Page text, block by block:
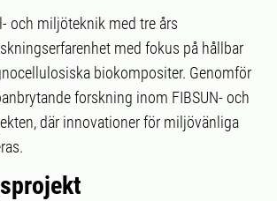
och miljöteknik med tre års
med fokus på hållbar
biokompositer. Genomför
forskning inom FIBSUN- och
där innovationer för miljövänliga